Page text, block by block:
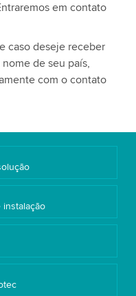
em contato
caso deseje receber
de seu país,
com o contato